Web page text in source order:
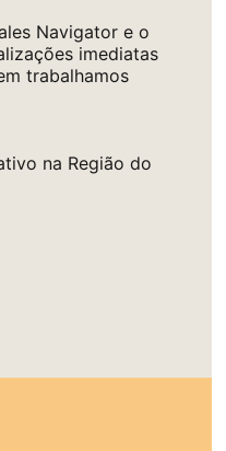
Navigator e o
imediatas
trabalhamos
na Região do